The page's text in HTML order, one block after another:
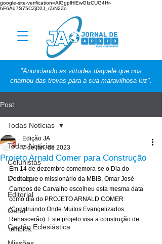
google-site-verification=AlGgplHlEwGIzCUG4Hr-
hF6Aq7S75CZjD2J_rZrN2Zo
"Anunciando as virtudes daquele que nos
chamou das trevas para a sua maravilhosa luz".
Post
Todas Notícias
Colunistas
Destaque
Editorial
Geral
Gestão Eclesiástica
Todas Notícias
Projeto Arnald Comer para Construção
Edição JA
7 de jan. de 2023
Em 14 de dezembro comemora-se o Dia do
Pedreiro e o missionário da MBIB, Omar José
Campos de Carvalho escolheu esta mesma data
como dia do PROJETO ARNALD COMER
(Construindo Onde Muitos Evangelizados
Renascerão). Este projeto visa a construção de
templos.